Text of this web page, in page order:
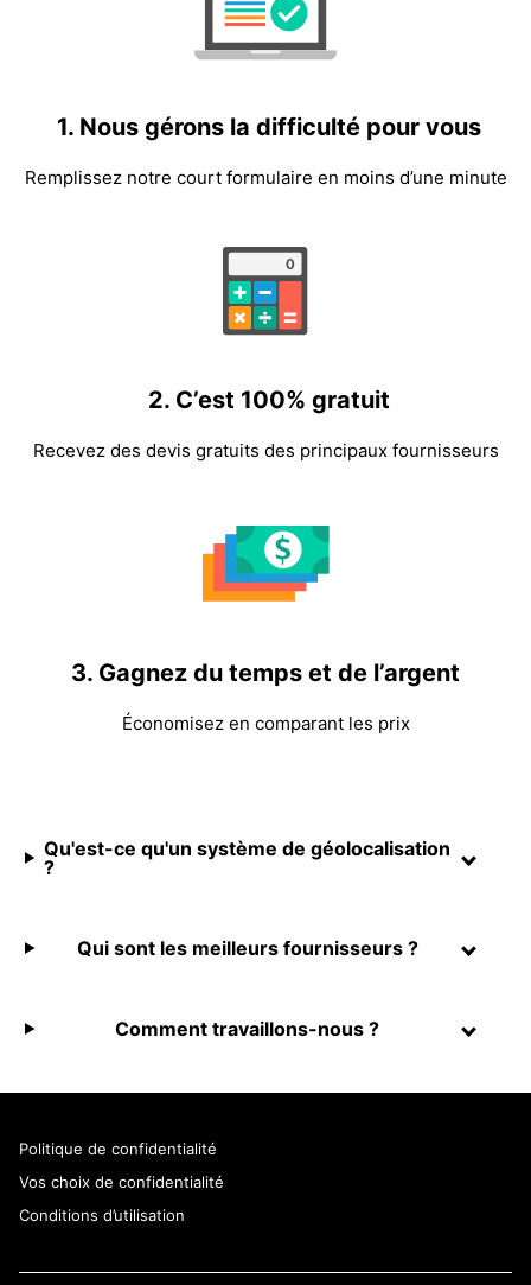
1. Nous gérons la difficulté pour vous
Remplissez notre court formulaire en moins d’une minute
2. C’est 100% gratuit
Recevez des devis gratuits des principaux fournisseurs
3. Gagnez du temps et de l’argent
Économisez en comparant les prix
Qu'est-ce qu'un système de géolocalisation
?
Qui sont les meilleurs fournisseurs ?
Comment travaillons-nous ?
Politique de confidentialité
Vos choix de confidentialité
Conditions d’utilisation